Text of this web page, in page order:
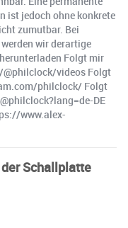
ist jedoch ohne konkrete
zumutbar. Bei
wir derartige
Folgt mir
videos Folgt
philclock/ Folgt
DE
www.alex-
Schallplatte